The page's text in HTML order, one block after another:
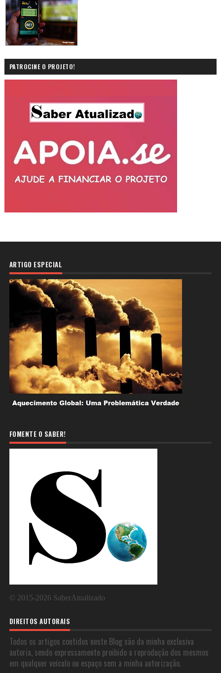
PATROCINE O PROJETO!
ARTIGO ESPECIAL
FOMENTE O SABER!
© 2015-2026 SaberAtualizado
DIREITOS AUTORAIS
Todos os artigos contidos neste Blog são da minha exclusiva
autoria, sendo expressamente proibido a reprodução dos mesmos
em qualquer veículo ou espaço sem a minha autorização.